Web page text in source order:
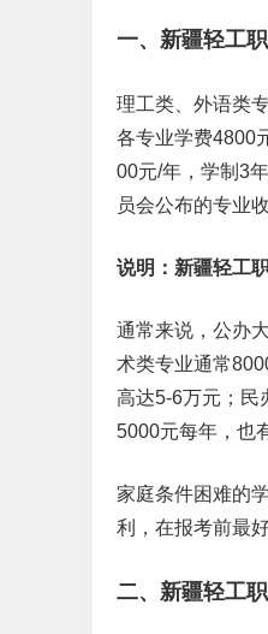
一、新疆轻工
理工类、外语类
各专业学费4800
00元/年，学制3
员会公布的专业
说明：新疆轻工
通常来说，公办
术类专业通常
高达5-6万元；民
5000元每年，也
家庭条件困难的
利，在报考前最
二、新疆轻工